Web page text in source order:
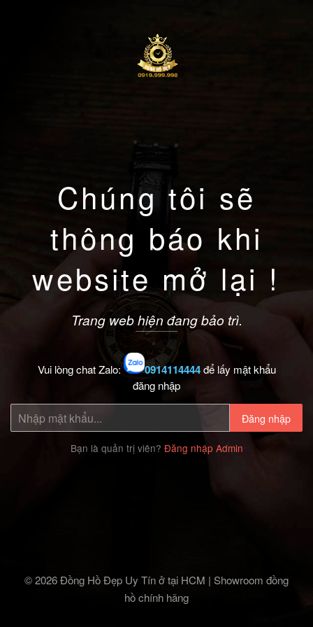
Chúng tôi sẽ
thông báo khi
website mở lại !
Trang web hiện đang bảo trì.
Vui lòng chat Zalo: 0914114444để lấy mật khẩu
đăng nhập
Đăng nhập
Bạn là quản trị viên? Đăng nhập Admin
© 2026 Đồng Hồ Đẹp Uy Tín ở tại HCM | Showroom đồng
hồ chính hãng‎